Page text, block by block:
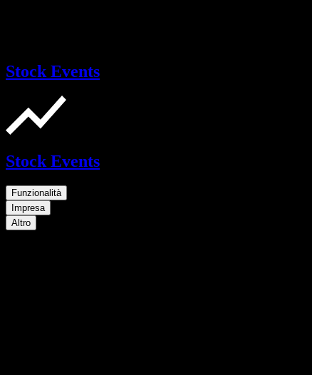
Stock Events
Stock Events
Funzionalità
Impresa
Altro